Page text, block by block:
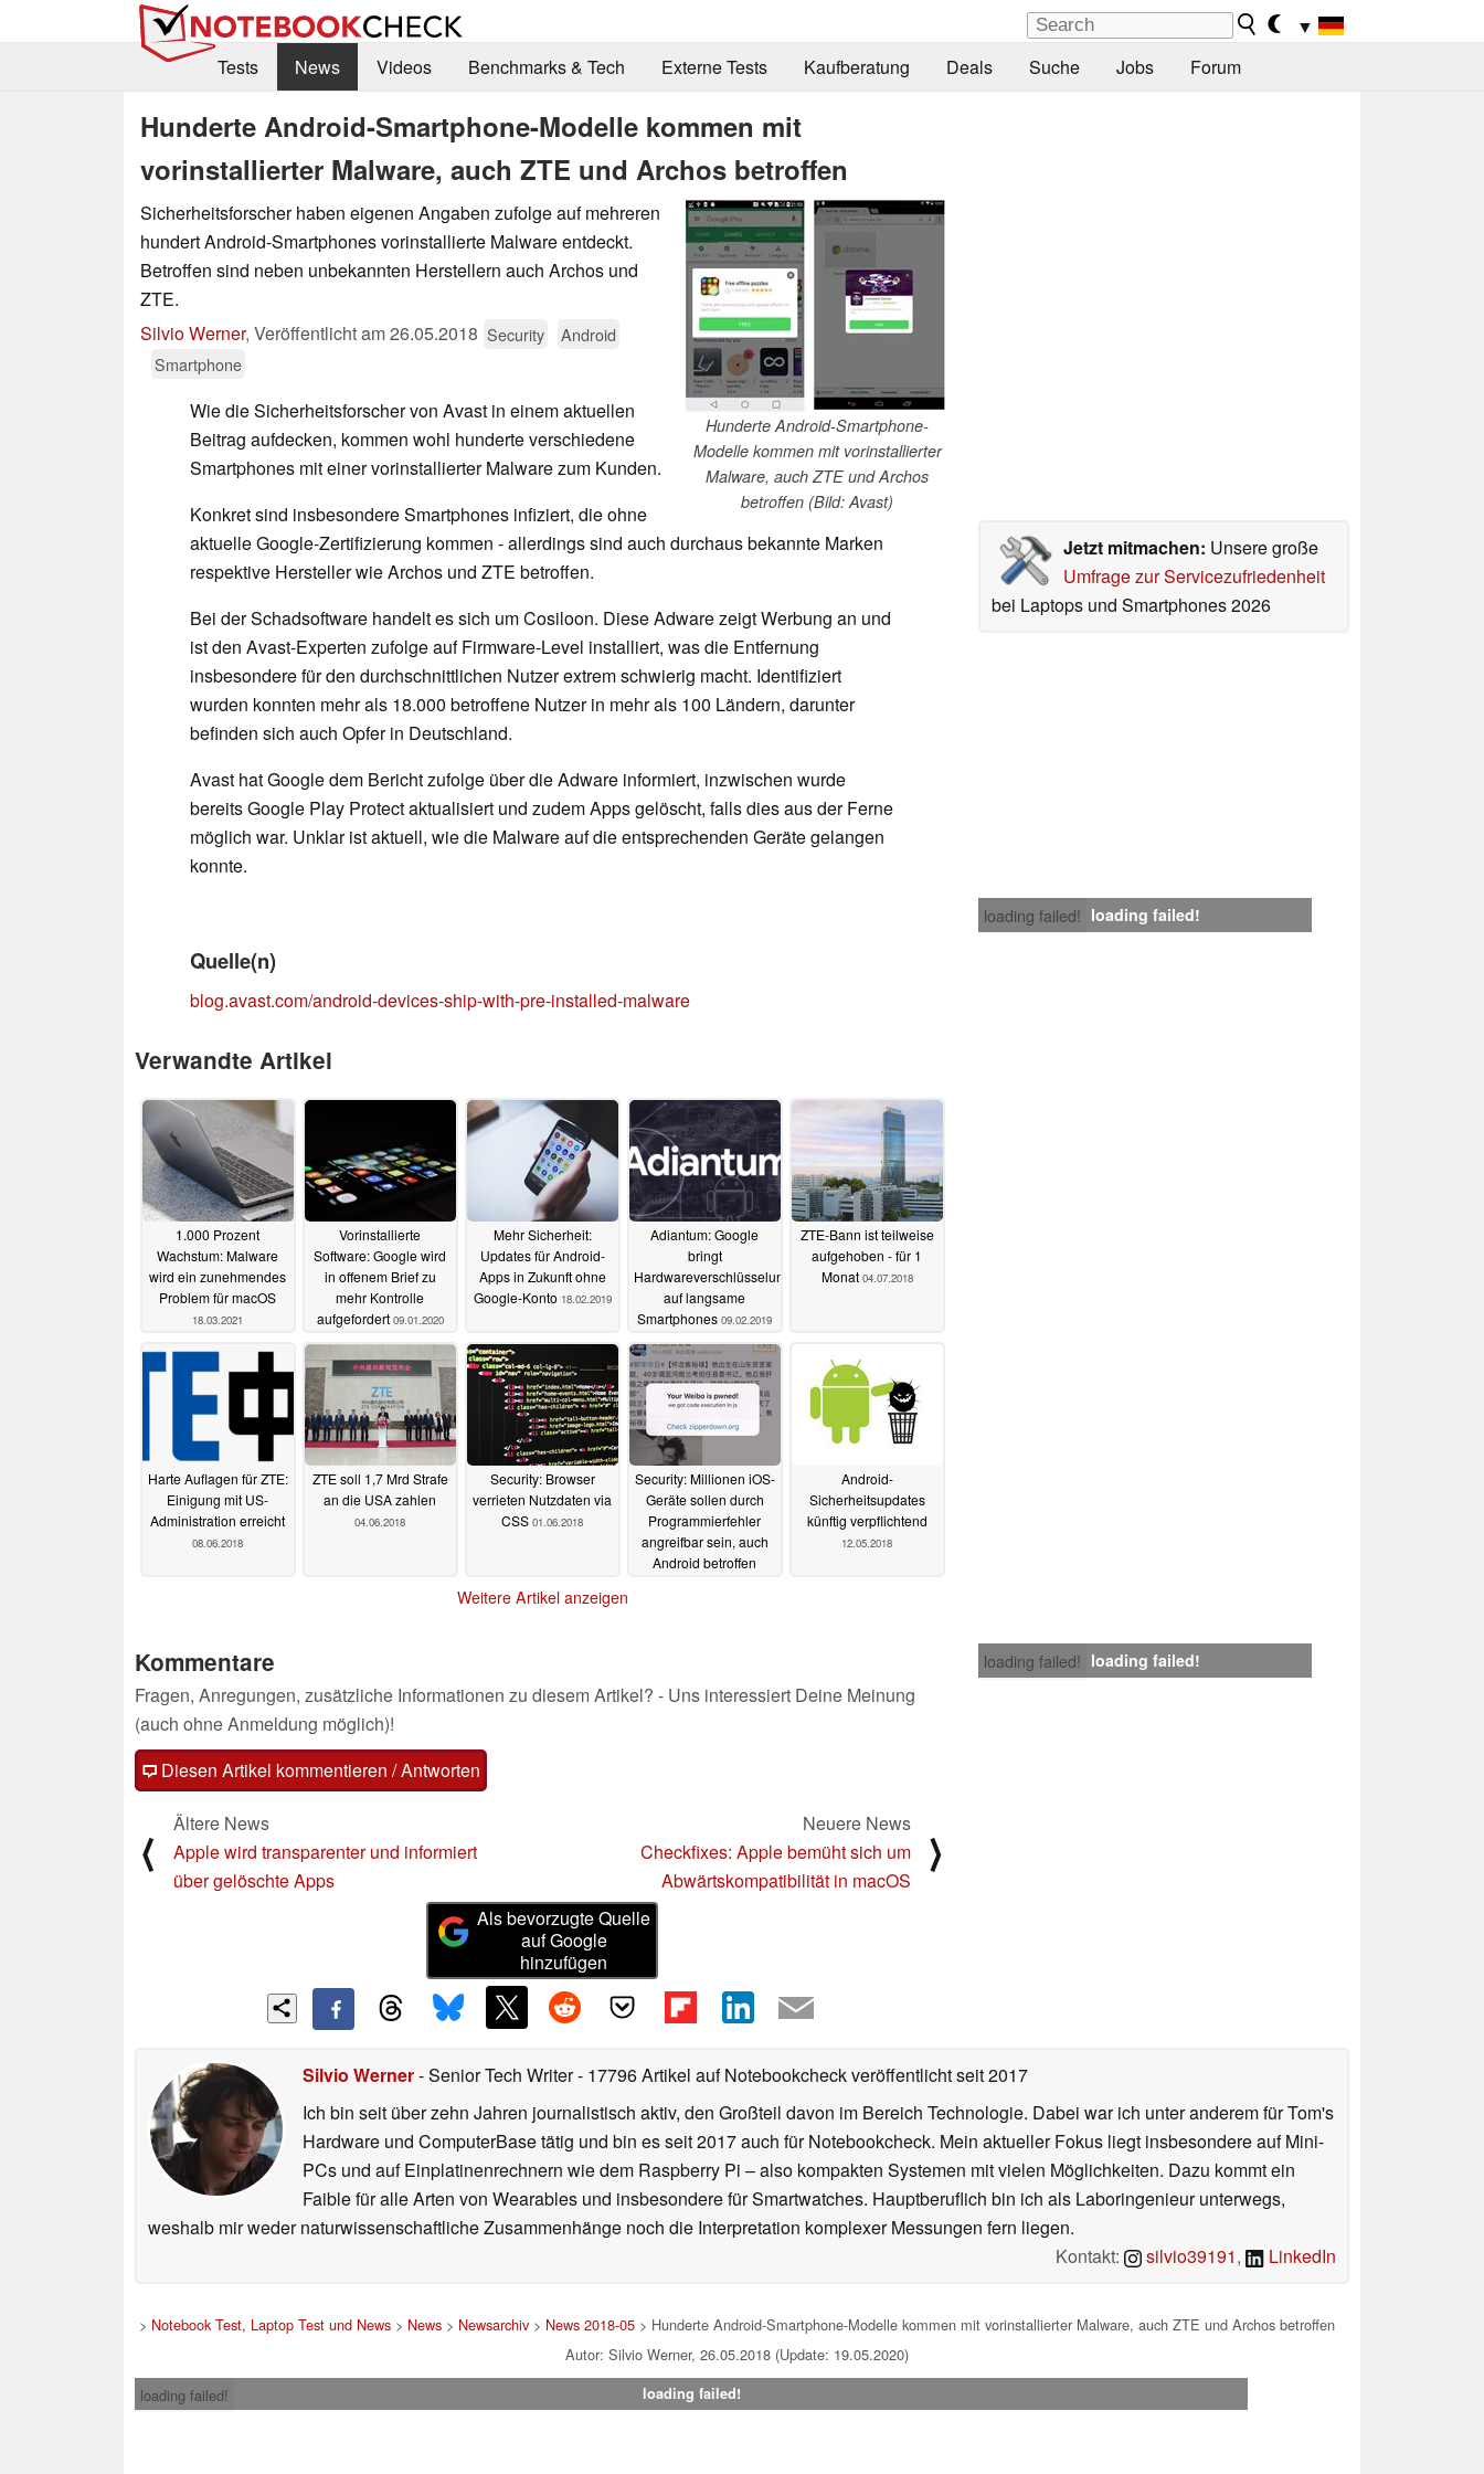
▼
Tests
News Videos Benchmarks & Tech Externe Tests Kaufberatung Deals Suche Jobs Forum
Hunderte Android-Smartphone-Modelle kommen mit
vorinstallierter Malware, auch ZTE und Archos betroffen
Hunderte Android-Smartphone-
Modelle kommen mit vorinstallierter
Malware, auch ZTE und Archos
betroffen (Bild: Avast)
Sicherheitsforscher haben eigenen Angaben zufolge auf mehreren
hundert Android-Smartphones vorinstallierte Malware entdeckt.
Betroffen sind neben unbekannten Herstellern auch Archos und
ZTE.
Silvio Werner, Veröffentlicht am26.05.2018 Security
Android
Smartphone
Jetzt mitmachen: Unsere große
Umfrage zur Servicezufriedenheit
bei Laptops und Smartphones 2026
Wie die Sicherheitsforscher von Avast in einem aktuellen
Beitrag aufdecken, kommen wohl hunderte verschiedene
Smartphones mit einer vorinstallierter Malware zum Kunden.
Konkret sind insbesondere Smartphones infiziert, die ohne
aktuelle Google-Zertifizierung kommen - allerdings sind auch durchaus bekannte Marken
respektive Hersteller wie Archos und ZTE betroffen.
Bei der Schadsoftware handelt es sich um Cosiloon. Diese Adware zeigt Werbung an und
ist den Avast-Experten zufolge auf Firmware-Level installiert, was die Entfernung
insbesondere für den durchschnittlichen Nutzer extrem schwierig macht. Identifiziert
wurden konnten mehr als 18.000 betroffene Nutzer in mehr als 100 Ländern, darunter
befinden sich auch Opfer in Deutschland.
Avast hat Google dem Bericht zufolge über die Adware informiert, inzwischen wurde
bereits Google Play Protect aktualisiert und zudem Apps gelöscht, falls dies aus der Ferne
möglich war. Unklar ist aktuell, wie die Malware auf die entsprechenden Geräte gelangen
konnte.
loading failed! loading failed!
Quelle(n)
blog.avast.com/android-devices-ship-with-pre-installed-malware
Verwandte Artikel
1.000 Prozent
Wachstum: Malware
wird ein zunehmendes
Problem für macOS
18.03.2021
Vorinstallierte
Software: Google wird
in offenem Brief zu
mehr Kontrolle
aufgefordert 09.01.2020
Mehr Sicherheit:
Updates für Android-
Apps in Zukunft ohne
Google-Konto 18.02.2019
Adiantum: Google
bringt
Hardwareverschlüsselung
auf langsame
Smartphones 09.02.2019
ZTE-Bann ist teilweise
aufgehoben - für 1
Monat 04.07.2018
Harte Auflagen für ZTE:
Einigung mit US-
Administration erreicht
08.06.2018
ZTE soll 1,7 Mrd Strafe
an die USA zahlen
04.06.2018
Security: Browser
verrieten Nutzdaten via
CSS 01.06.2018
Security: Millionen iOS-
Geräte sollen durch
Programmierfehler
angreifbar sein, auch
Android betroffen
Android-
Sicherheitsupdates
künftig verpflichtend
12.05.2018
Weitere Artikel anzeigen
loading failed! loading failed!
Kommentare
Fragen, Anregungen, zusätzliche Informationen zu diesem Artikel? - Uns interessiert Deine Meinung
(auch ohne Anmeldung möglich)!
Diesen Artikel kommentieren / Antworten
⟨
Ältere News
Apple wird transparenter und informiert
über gelöschte Apps
Neuere News
Checkfixes: Apple bemüht sich um
Abwärtskompatibilität in macOS
⟩
Als bevorzugte Quelle
auf Google
hinzufügen
Silvio Werner- Senior Tech Writer- 17796 Artikel auf Notebookcheck veröffentlichtseit 2017
Ich bin seit über zehn Jahren journalistisch aktiv, den Großteil davon im Bereich Technologie. Dabei war ich unter anderem für Tom's
Hardware und ComputerBase tätig und bin es seit 2017 auch für Notebookcheck. Mein aktueller Fokus liegt insbesondere auf Mini-
PCs und auf Einplatinenrechnern wie dem Raspberry Pi – also kompakten Systemen mit vielen Möglichkeiten. Dazu kommt ein
Faible für alle Arten von Wearables und insbesondere für Smartwatches. Hauptberuflich bin ich als Laboringenieur unterwegs,
weshalb mir weder naturwissenschaftliche Zusammenhänge noch die Interpretation komplexer Messungen fern liegen.
Kontakt:
silvio39191, LinkedIn
> Notebook Test, Laptop Test und News> News> Newsarchiv> News 2018-05> Hunderte Android-Smartphone-Modelle kommen mit vorinstallierter Malware, auch ZTE und Archos betroffen
Autor: Silvio Werner, 26.05.2018 (Update: 19.05.2020)
loading failed!
loading failed!